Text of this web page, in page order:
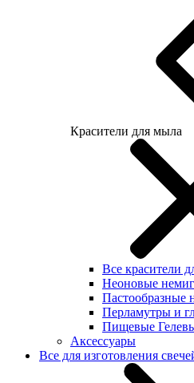
Красители для мыла
Все красители
Неоновые
Перламутры и
Пищевые
Аксессуары
Все для изготовления